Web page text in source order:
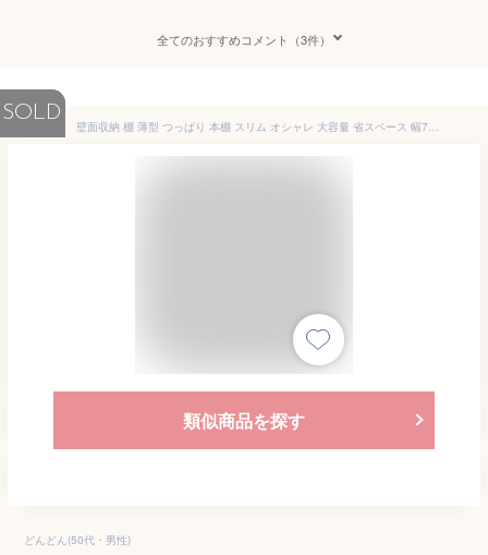
全てのおすすめコメント（3件）
SOLD
壁面収納 棚 薄型 つっぱり 本棚 スリム オシャレ 大容量 省スペース 幅75 奥行23 ラック プローバ2 本体 オープンラック 木製 耐震 棚 おしゃれ 北欧 突っ張り 収納 リビング 収納棚 マンガ収納 漫画 モダン 地震対策 ナチュラル/ブラウン/ホワイト
類似商品を探す
どんどん(50代・男性)